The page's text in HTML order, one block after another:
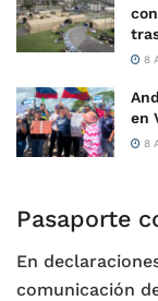
8
en
8
Pasaporte
En
comunicación